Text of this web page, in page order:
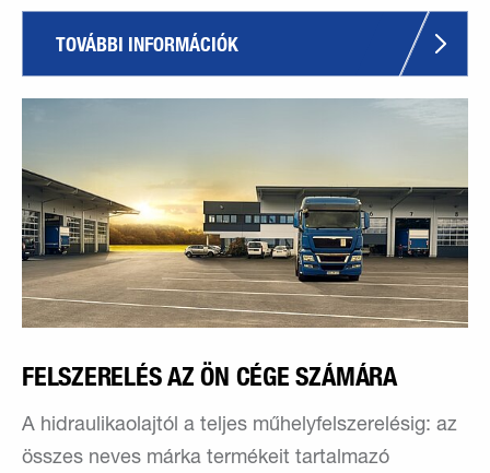
TOVÁBBI INFORMÁCIÓK
FELSZERELÉS AZ ÖN CÉGE SZÁMÁRA
A hidraulikaolajtól a teljes műhelyfelszerelésig: az
összes neves márka termékeit tartalmazó